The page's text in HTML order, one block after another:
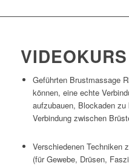
Geführten Brustmassage
können, eine echte
aufzubauen, Blockaden
Verbindung zwischen
Verschiedenen Techniken
(für Gewebe, Drüsen,